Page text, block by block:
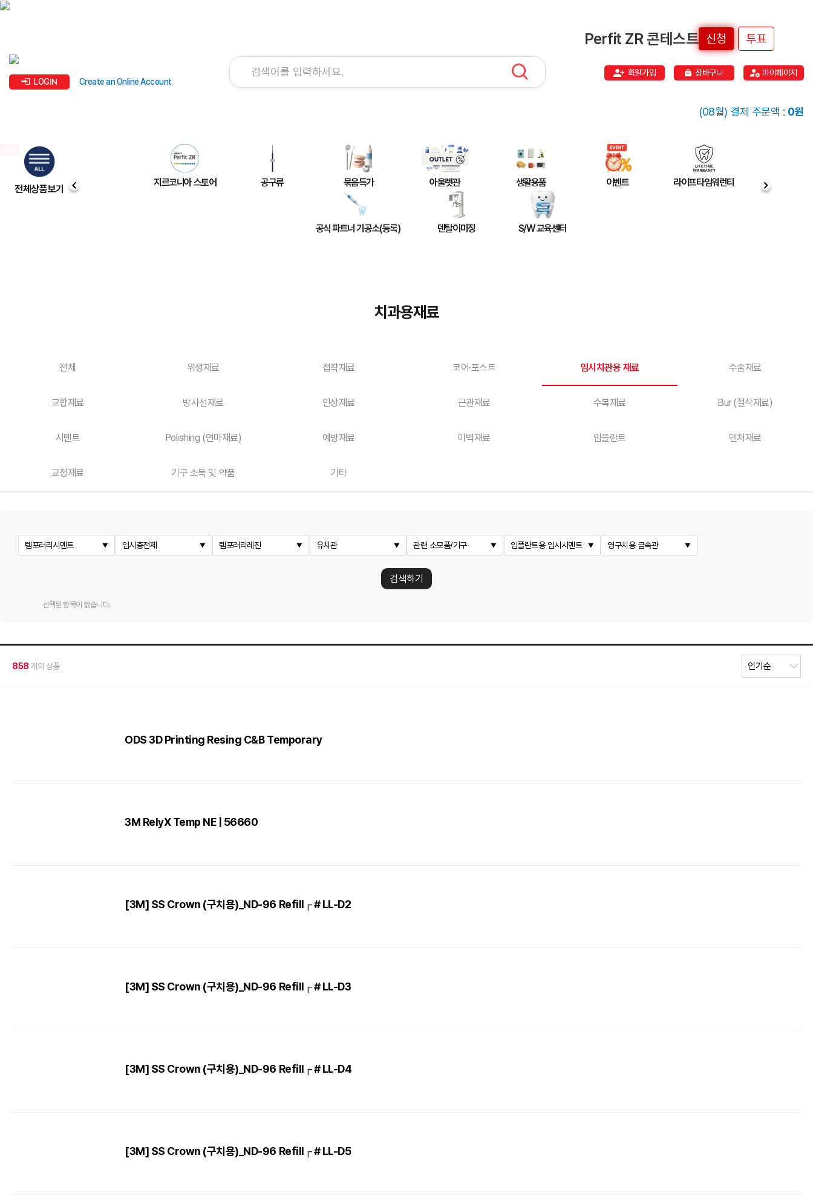
LOGIN Create an Online Account
Perfit ZR 콘테스트 신청 투표
회원가입 장바구니 마이페이지
(08월) 결제 주문액 : 0원
전체상품보기
지르코니아 스토어 공구류 묶음특가 아울렛관 생활용품 이벤트 라이프타임워런티
공식 파트너 기공소(등록) 덴탈이미징 S/W 교육센터
치과용재료
전체 위생재료 접착재료 코어·포스트 임시치관용 재료 수술재료
교합재료 방사선재료 인상재료 근관재료 수복재료 Bur (절삭재료)
시멘트 Polishing (연마재료) 예방재료 미백재료 임플란트 덴처재료
교정재료 기구 소독 및 약품 기타
템포러리시멘트 임시충전제 템포러리레진 유치관 관련 소모품/기구 임플란트용 임시시멘트 영구치용 금속관
검색하기
선택된 항목이 없습니다.
858 개의 상품
ODS 3D Printing Resing C&B Temporary
3M RelyX Temp NE | 56660
[3M] SS Crown (구치용)_ND-96 Refill┌ # LL-D2
[3M] SS Crown (구치용)_ND-96 Refill┌ # LL-D3
[3M] SS Crown (구치용)_ND-96 Refill┌ # LL-D4
[3M] SS Crown (구치용)_ND-96 Refill┌ # LL-D5